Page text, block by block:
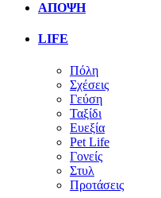
ΑΠΟΨΗ
LIFE
Πόλη
Σχέσεις
Γεύση
Ταξίδι
Ευεξία
Pet Life
Γονείς
Στυλ
Προτάσεις